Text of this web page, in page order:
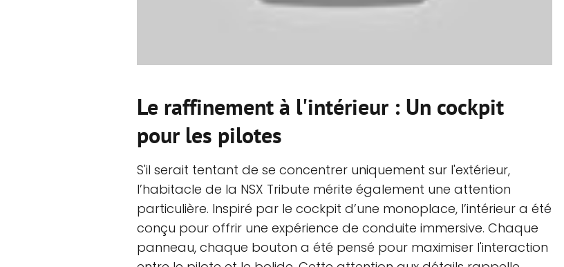
Le raffinement à l'intérieur : Un cockpit
pour les pilotes
S'il serait tentant de se concentrer uniquement sur l'extérieur,
l’habitacle de la NSX Tribute mérite également une attention
particulière. Inspiré par le cockpit d’une monoplace, l’intérieur a été
conçu pour offrir une expérience de conduite immersive. Chaque
panneau, chaque bouton a été pensé pour maximiser l'interaction